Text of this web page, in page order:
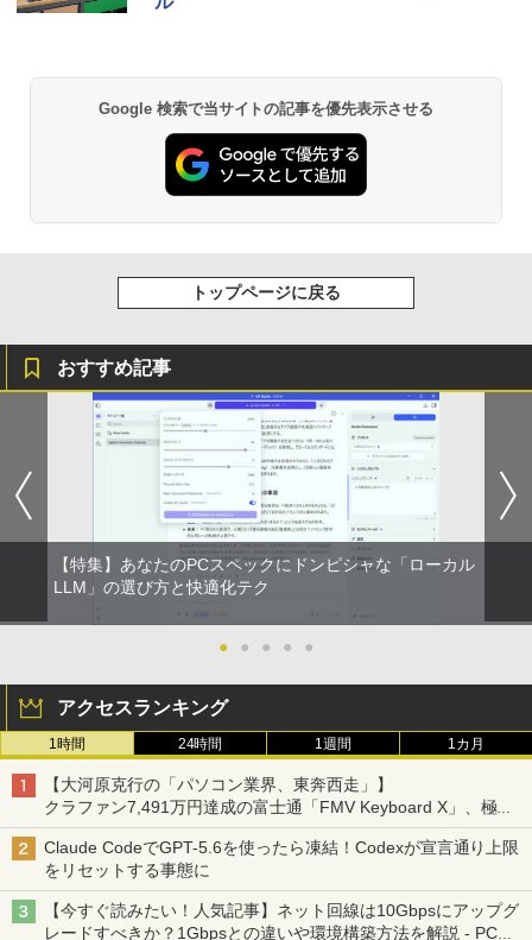
[Explicit]
￥250
￥250
見知らぬ糸
￥250
On My Road (Stadium ver.)
￥250
【Amazon.co.jp限定】 い・ろ・は・す 2L P
ET ラベルレス ×8本
￥1,112
￥1,117
【Amazon.co.jp限定】 伊藤園 磨かれて、澄
みきった日本の水 2L 8本 ラベルレス [ ケース
] [ 水 ] [ ペットボトル ] [ 箱買い ] [ ストック
] [ 水分補給 ]
￥998
by Amazon 炭酸水 ラベルレス 500ml ×24本
art Basic)
クスDIGITAL)
￥594
￥832
HUNTER×HUNTER モノクロ版 39 (ジャンプ
コミックスDIGITAL)
￥572
スーパーの裏でヤニ吸うふたり 9巻 (デジタル
版ビッグガンガンコミックス)
Google 検索で当サイトの記事を優先表示させる
トップページに戻る
おすすめ記事
【特集】あなたのPCスペックにドンピシャな「ローカル
LLM」の選び方と快適化テク
● ● ● ● ●
アクセスランキング
1時間 24時間 1週間 1カ月
【大河原克行の「パソコン業界、東奔西走」】
クラファン7,491万円達成の富士通「FMV Keyboard X」、極限
の静音化を追求
Claude CodeでGPT-5.6を使ったら凍結！Codexが宣言通り上限
をリセットする事態に
【今すぐ読みたい！人気記事】ネット回線は10Gbpsにアップグ
レードすべきか？1Gbpsとの違いや環境構築方法を解説 - PC